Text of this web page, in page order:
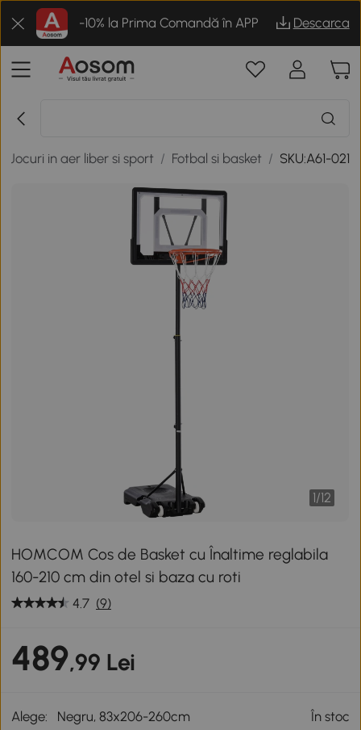
-10% la Prima Comandă în APP Descarca
Jocuri in aer liber si sport / Fotbal si basket / SKU:A61-021
1/12
HOMCOM Cos de Basket cu Înaltime reglabila
160-210 cm din otel si baza cu roti
4.7 (9)
489,99 Lei
Alege: Negru, 83x206-260cm În stoc